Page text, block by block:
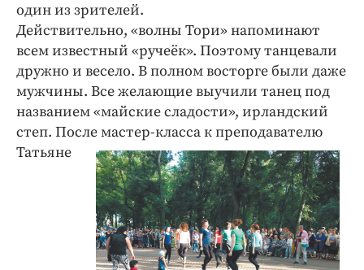
один из зрителей.
Действительно, «волны Тори» напоминают
всем известный «ручеёк». Поэтому танцевали
дружно и весело. В полном восторге были даже
мужчины. Все желающие выучили танец под
названием «майс­кие сладости», ирландский
степ. После мастер-класса кпреподавателю
Татьяне